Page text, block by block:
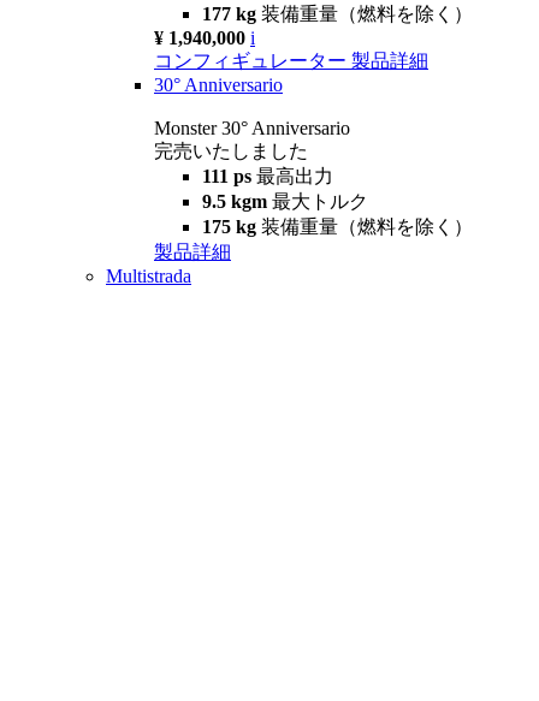
177 kg 装備重量（燃料を除く）
¥ 1,940,000 i
コンフィギュレーター 製品詳細
30° Anniversario
Monster 30° Anniversario
完売いたしました
111 ps 最高出力
9.5 kgm 最大トルク
175 kg 装備重量（燃料を除く）
製品詳細
Multistrada